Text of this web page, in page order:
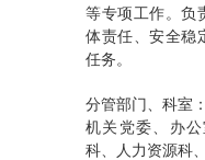
等专项工作。负
体责任、安全稳
任务。
分管部门、科室：
机关党委、办
科、人力资源科